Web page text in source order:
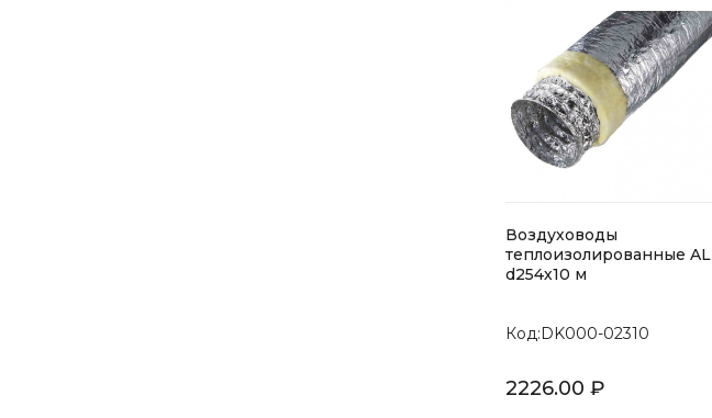
Воздуховоды
теплоизолированные AL
d254х10 м
Код:DK000-02310
2226.00 ₽